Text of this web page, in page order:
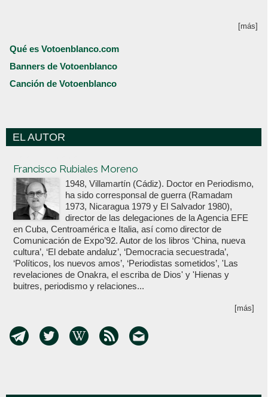
[más]
Qué es Votoenblanco.com
Banners de Votoenblanco
Canción de Votoenblanco
EL AUTOR
Francisco Rubiales Moreno
1948, Villamartín (Cádiz). Doctor en Periodismo,
ha sido corresponsal de guerra (Ramadam
1973, Nicaragua 1979 y El Salvador 1980),
director de las delegaciones de la Agencia EFE
en Cuba, Centroamérica e Italia, así como director de
Comunicación de Expo’92. Autor de los libros ‘China, nueva
cultura’, ‘El debate andaluz’, ‘Democracia secuestrada’,
‘Políticos, los nuevos amos’, ‘Periodistas sometidos’, 'Las
revelaciones de Onakra, el escriba de Dios' y 'Hienas y
buitres, periodismo y relaciones...
[más]